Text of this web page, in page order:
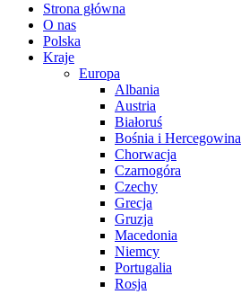
Strona główna
O nas
Polska
Kraje
Europa
Albania
Austria
Białoruś
Bośnia i Hercegowina
Chorwacja
Czarnogóra
Czechy
Grecja
Gruzja
Macedonia
Niemcy
Portugalia
Rosja